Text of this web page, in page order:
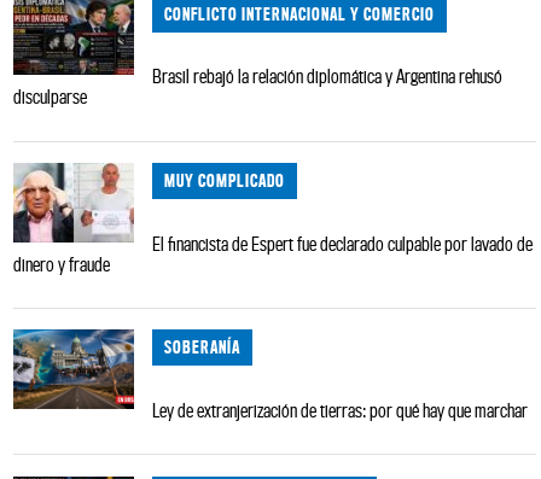
CONFLICTO INTERNACIONAL Y COMERCIO
Brasil rebajó la relación diplomática y Argentina rehusó
disculparse
MUY COMPLICADO
El financista de Espert fue declarado culpable por lavado de
dinero y fraude
SOBERANÍA
Ley de extranjerización de tierras: por qué hay que marchar